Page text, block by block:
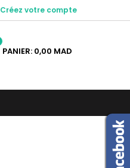
Créez votre compte
PANIER 0,00 MAD